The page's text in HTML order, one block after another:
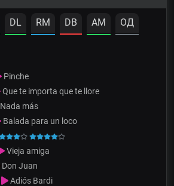
DL RM DB AM OД
Pinche
Que te importa que te llore
Nada más
Balada para un loco
Vieja amiga
Don Juan
Adiós Bardi